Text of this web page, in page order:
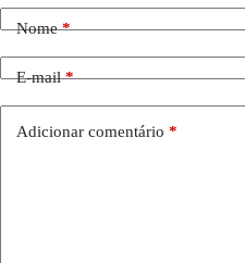
Nome*
E-mail*
Adicionar comentário *